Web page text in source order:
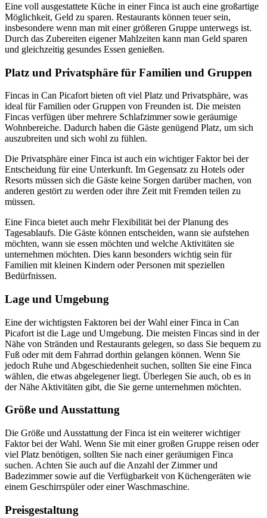
Eine voll ausgestattete Küche in einer Finca ist auch eine großartige
Möglichkeit, Geld zu sparen. Restaurants können teuer sein,
insbesondere wenn man mit einer größeren Gruppe unterwegs ist.
Durch das Zubereiten eigener Mahlzeiten kann man Geld sparen
und gleichzeitig gesundes Essen genießen.
Platz und Privatsphäre für Familien und Gruppen
Fincas in Can Picafort bieten oft viel Platz und Privatsphäre, was
ideal für Familien oder Gruppen von Freunden ist. Die meisten
Fincas verfügen über mehrere Schlafzimmer sowie geräumige
Wohnbereiche. Dadurch haben die Gäste genügend Platz, um sich
auszubreiten und sich wohl zu fühlen.
Die Privatsphäre einer Finca ist auch ein wichtiger Faktor bei der
Entscheidung für eine Unterkunft. Im Gegensatz zu Hotels oder
Resorts müssen sich die Gäste keine Sorgen darüber machen, von
anderen gestört zu werden oder ihre Zeit mit Fremden teilen zu
müssen.
Eine Finca bietet auch mehr Flexibilität bei der Planung des
Tagesablaufs. Die Gäste können entscheiden, wann sie aufstehen
möchten, wann sie essen möchten und welche Aktivitäten sie
unternehmen möchten. Dies kann besonders wichtig sein für
Familien mit kleinen Kindern oder Personen mit speziellen
Bedürfnissen.
Lage und Umgebung
Eine der wichtigsten Faktoren bei der Wahl einer Finca in Can
Picafort ist die Lage und Umgebung. Die meisten Fincas sind in der
Nähe von Stränden und Restaurants gelegen, so dass Sie bequem zu
Fuß oder mit dem Fahrrad dorthin gelangen können. Wenn Sie
jedoch Ruhe und Abgeschiedenheit suchen, sollten Sie eine Finca
wählen, die etwas abgelegener liegt. Überlegen Sie auch, ob es in
der Nähe Aktivitäten gibt, die Sie gerne unternehmen möchten.
Größe und Ausstattung
Die Größe und Ausstattung der Finca ist ein weiterer wichtiger
Faktor bei der Wahl. Wenn Sie mit einer großen Gruppe reisen oder
viel Platz benötigen, sollten Sie nach einer geräumigen Finca
suchen. Achten Sie auch auf die Anzahl der Zimmer und
Badezimmer sowie auf die Verfügbarkeit von Küchengeräten wie
einem Geschirrspüler oder einer Waschmaschine.
Preisgestaltung